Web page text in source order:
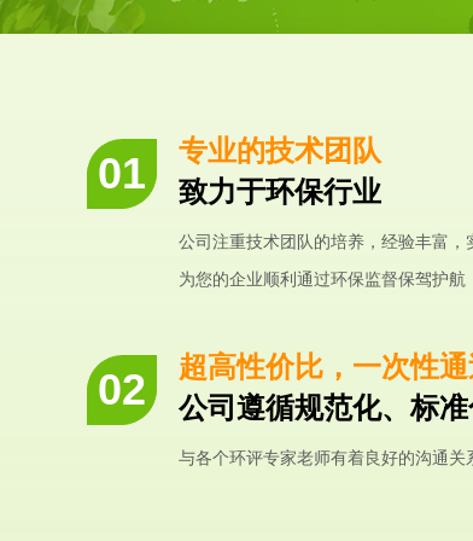
专业的技术团队
致力于环保行业
公司注重技术团队的培养，经验丰富，
为您的企业顺利通过环保监督保驾护航
超高性价比，一次性
公司遵循规范化、标
与各个环评专家老师有着良好的沟通